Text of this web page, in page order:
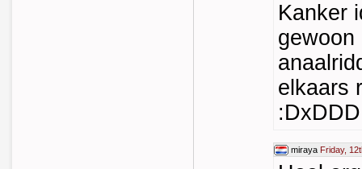
Kanker
gewoon
elkaars
miraya Friday,